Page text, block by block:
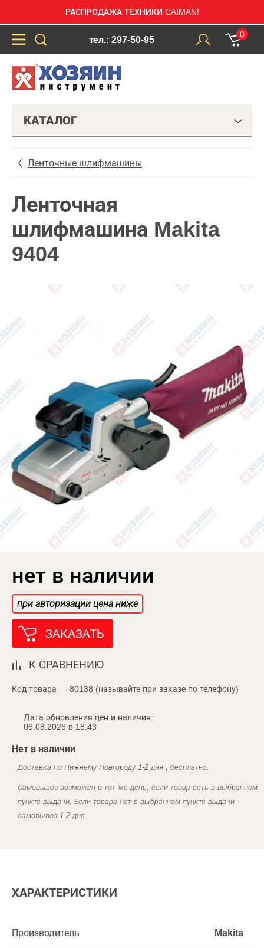
РАСПРОДАЖА ТЕХНИКИ CAIMAN!
тел.: 297-50-95
0
КАТАЛОГ
Ленточные шлифмашины
Ленточная
шлифмашина Makita
9404
нет в наличии
при авторизации цена ниже
ЗАКАЗАТЬ
К СРАВНЕНИЮ
Код товара — 80138 (называйте при заказе по телефону)
Дата обновления цен и наличия:
06.08.2026 в 18:43
Нет в наличии
Доставка по Нижнему Новгороду 1-2 дня , бесплатно.
Самовывоз возможен в тот же день, если товар есть в выбранном
пункте выдачи. Если товара нет в выбранном пункте выдачи -
самовывоз 1-2 дня.
ХАРАКТЕРИСТИКИ
Производитель Makita